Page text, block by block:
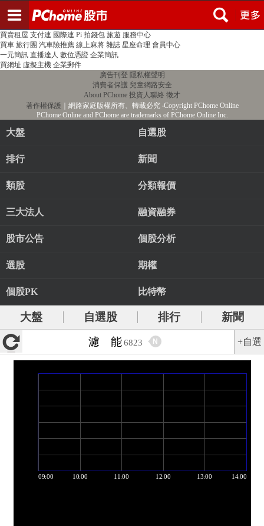
PChome首頁 線上購物 24h購物 書店
買賣租屋 支付連 國際連 Pi 拍錢包 旅遊 服務中心
買車 旅行團 汽車險推薦 線上麻將 雜誌 星座命理 會員中心
一元簡訊 直播達人 數位憑證 企業簡訊
買網址 虛擬主機 企業郵件
廣告刊登 隱私權聲明
消費者保護 兒童網路安全
About PChome 投資人聯絡 徵才
著作權保護 ｜網路家庭版權所有、轉載必究‧Copyright PChome Online
PChome Online and PChome are trademarks of PChome Online Inc.
大盤 自選股
排行 新聞
類股 分類報價
三大法人 融資融券
股市公告 個股分析
選股 期權
個股PK 比特幣
大盤 自選股 排行
新聞
濾 能 6823 N +自選